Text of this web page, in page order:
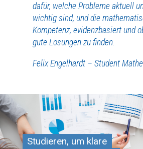
dafür, welche Probleme aktuell
wichtig sind, und die
Kompetenz, evidenzbasiert und
gute Lösungen zu finden.
Felix Engelhardt – Student
Studieren, um klare